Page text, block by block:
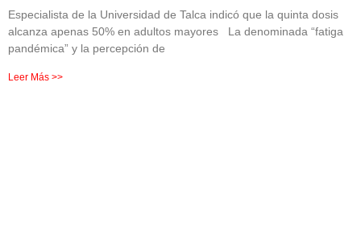
Especialista de la Universidad de Talca indicó que la quinta dosis
alcanza apenas 50% en adultos mayores La denominada “fatiga
pandémica” y la percepción de
Leer Más >>